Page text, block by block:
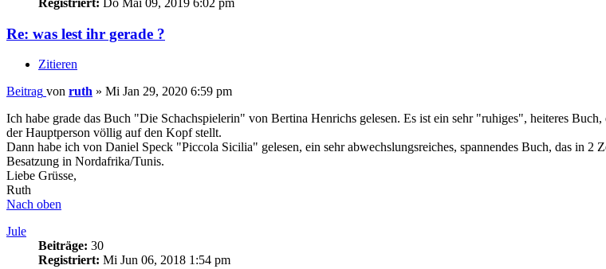
Registriert: Do Mai 09, 2019 6:02 pm
Re: was lest ihr gerade ?
Zitieren
Beitrag von ruth » Mi Jan 29, 2020 6:59 pm
Ich habe grade das Buch "Die Schachspielerin" von Bertina Henrichs gelesen. Es ist ein sehr "ruhiges", heiteres
der Hauptperson völlig auf den Kopf stellt.
Dann habe ich von Daniel Speck "Piccola Sicilia" gelesen, ein sehr abwechslungsreiches, spannendes Buch, das in
Besatzung in Nordafrika/Tunis.
Liebe Grüsse,
Ruth
Nach oben
Jule
Beiträge: 30
Registriert: Mi Jun 06, 2018 1:54 pm